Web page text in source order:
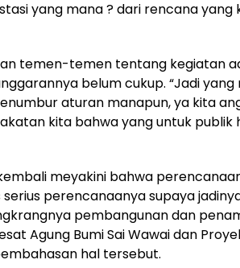
yang mana ? dari rencana yang
temen-temen tentang kegiatan
belum cukup. “Jadi
aturan manapun, ya kita
kita bahwa yang untuk publik
meyakini bahwa
perencanaanya supaya
pembangunan dan
Agung Bumi Sai Wawai dan
hal tersebut.